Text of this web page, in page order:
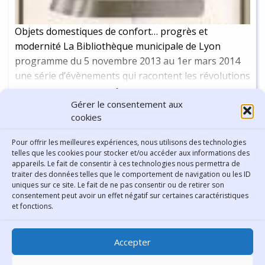
Gérer le consentement aux
cookies
Pour offrir les meilleures expériences, nous utilisons des technologies
telles que les cookies pour stocker et/ou accéder aux informations des
appareils. Le fait de consentir à ces technologies nous permettra de
traiter des données telles que le comportement de navigation ou les ID
uniques sur ce site. Le fait de ne pas consentir ou de retirer son
consentement peut avoir un effet négatif sur certaines caractéristiques
et fonctions.
Accepter
Guerre Mondiale. C'est pourquoi nous vous
proposons d'établir un pont entre ces deux
actualités majeures de la Bibliothèque à travers un
double Point d'Actu, consacré à l'innovation en
Rhône-Alpes au cours de la période 1914-1918. La
première partie s'intéresse au développement d'une
besoins matériels de l'armée. La deuxième partie
revient sur les innovations connexes permettant de
soutenir l'Etat en guerre dans les domaines de
l'énergie, des télécommunications et de la médecine.
Objets domestiques de confort… progrès et
modernité La Bibliothèque municipale de Lyon
programme du 5 novembre 2013 au 1er mars 2014
une série d’évènements qui racontent les révolutions
industrielles en Rhône-Alpes à travers les domaines
des pôles de compétitivité : le textile (Techtera), la
chimie (Axelera), la plasturgie (Plastipolis),
Afficher plus
Bibliothèque municipale de
Lyon